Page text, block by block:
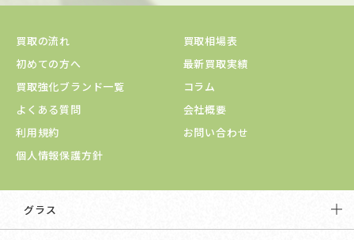
買取の流れ
買取相場表
初めての方へ
最新買取実績
買取強化ブランド一覧
コラム
よくある質問
会社概要
利用規約
お問い合わせ
個人情報保護方針
グラス